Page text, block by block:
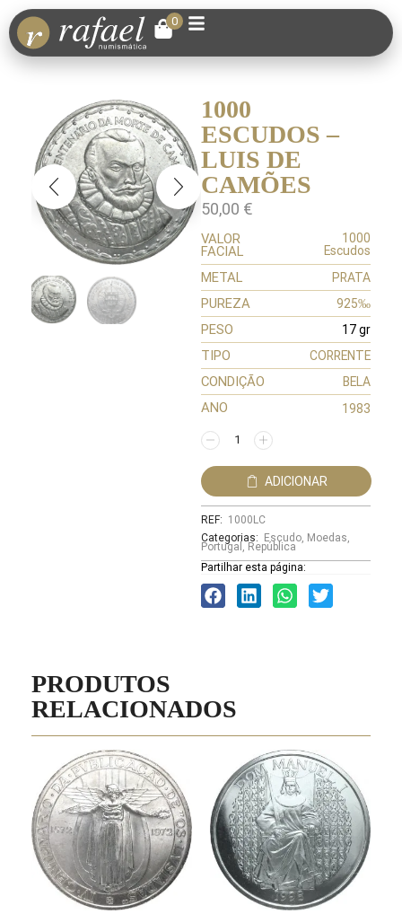
0
1000
ESCUDOS –
LUIS DE
CAMÕES
50,00 €
VALOR
FACIAL
1000
Escudos
METAL PRATA
PUREZA 925‰
PESO 17 gr
TIPO CORRENTE
CONDIÇÃO BELA
ANO 1983
ADICIONAR
REF: 1000LC
Categorias:
Escudo, Moedas,
Portugal , República
Partilhar esta página:
PRODUTOS
RELACIONADOS